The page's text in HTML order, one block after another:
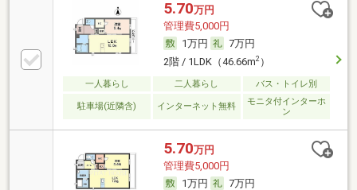
5.70万円
管理費5,000円
1万円
7万円
2階 / 1LDK（46.66m2）
一人暮らし 二人暮らし バス・トイレ別
駐車場(近隣含) インターネット無料
モニタ付インターホ
ン
5.70万円
管理費5,000円
1万円
7万円